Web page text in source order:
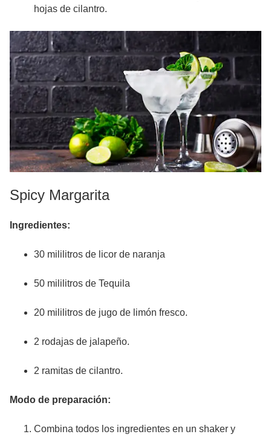
hojas de cilantro.
Spicy Margarita
Ingredientes:
30 mililitros de licor de naranja
50 mililitros de Tequila
20 mililitros de jugo de limón fresco.
2 rodajas de jalapeño.
2 ramitas de cilantro.
Modo de preparación:
Combina todos los ingredientes en un shaker y